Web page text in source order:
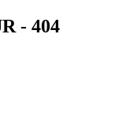
- 404